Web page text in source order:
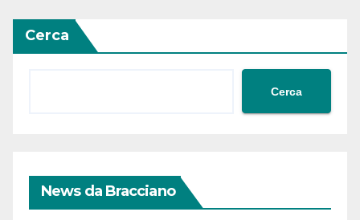
Cerca
Cerca
News da Bracciano